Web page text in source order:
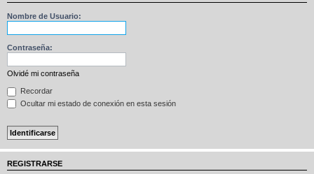
Nombre de Usuario:
Contraseña:
Olvidé mi contraseña
Recordar
Ocultar mi estado de conexión en esta sesión
REGISTRARSE